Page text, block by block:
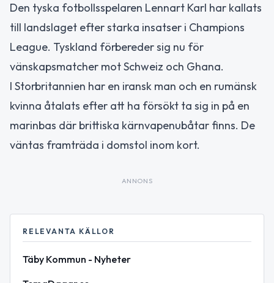
Den tyska fotbollsspelaren Lennart Karl har kallats
till landslaget efter starka insatser i Champions
League. Tyskland förbereder sig nu för
vänskapsmatcher mot Schweiz och Ghana.
I Storbritannien har en iransk man och en rumänsk
kvinna åtalats efter att ha försökt ta sig in på en
marinbas där brittiska kärnvapenubåtar finns. De
väntas framträda i domstol inom kort.
ANNONS
RELEVANTA KÄLLOR
Täby Kommun - Nyheter